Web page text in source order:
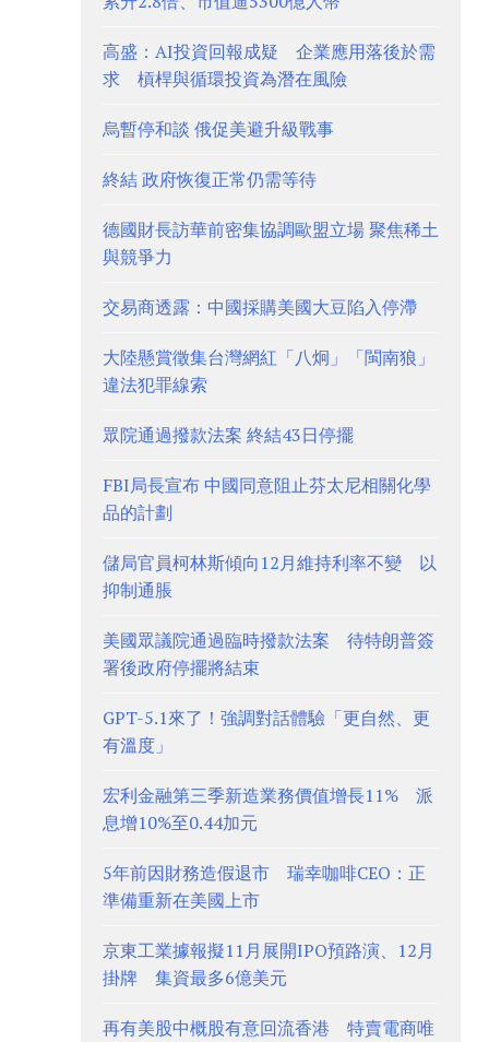
高盛：AI投資回報成疑 企業應用落後於需
求 槓桿與循環投資為潛在風險
烏暫停和談 俄促美避升級戰事
終結 政府恢復正常仍需等待
德國財長訪華前密集協調歐盟立場 聚焦稀土
與競爭力
交易商透露：中國採購美國大豆陷入停滯
大陸懸賞徵集台灣網紅「八炯」「閩南狼」
違法犯罪線索
眾院通過撥款法案 終結43日停擺
FBI局長宣布 中國同意阻止芬太尼相關化學
品的計劃
儲局官員柯林斯傾向12月維持利率不變 以
抑制通脹
美國眾議院通過臨時撥款法案 待特朗普簽
署後政府停擺將結束
GPT-5.1來了！強調對話體驗「更自然、更
有溫度」
宏利金融第三季新造業務價值增長11% 派
息增10%至0.44加元
5年前因財務造假退市 瑞幸咖啡CEO：正
準備重新在美國上市
京東工業據報擬11月展開IPO預路演、12月
掛牌 集資最多6億美元
再有美股中概股有意回流香港 特賣電商唯